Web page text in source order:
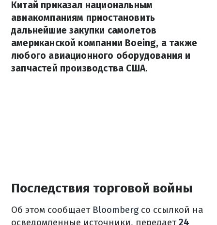
Китай приказал национальным
авиакомпаниям приостановить
дальнейшие закупки самолетов
американской компании Boeing, а также
любого авиационного оборудования и
запчастей производства США.
Последствия торговой войны
Об этом сообщает Bloomberg со ссылкой на
осведомленные источники, передает24